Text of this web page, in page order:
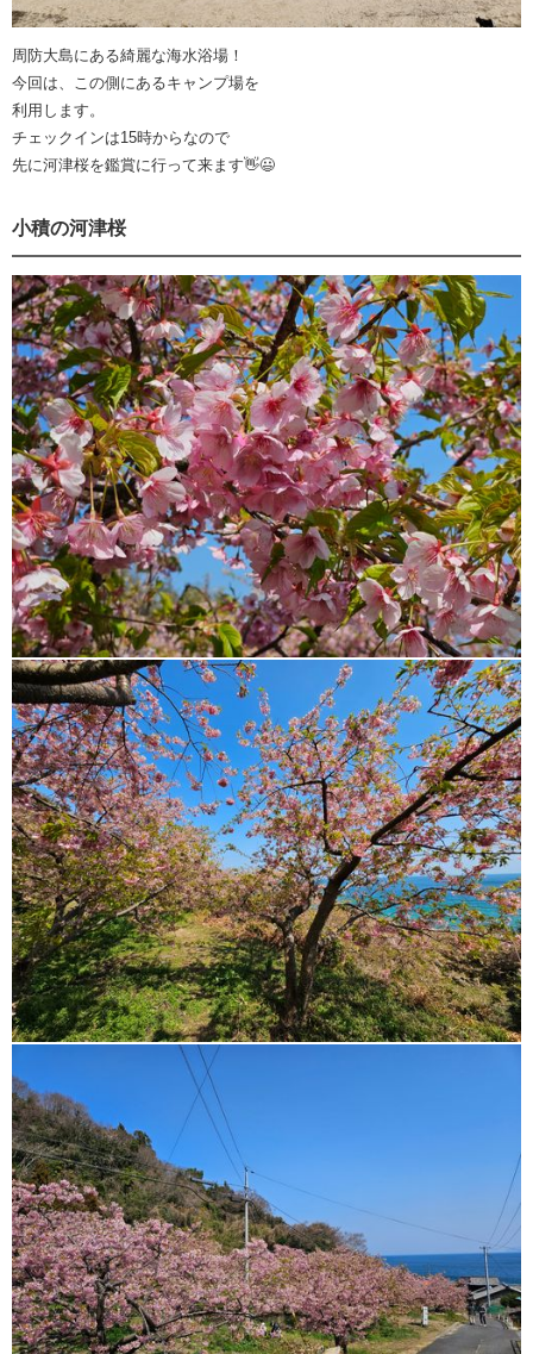
周防大島にある綺麗な海水浴場！
今回は、この側にあるキャンプ場を
利用します。
チェックインは15時からなので
先に河津桜を鑑賞に行って来ます👋😃
小積の河津桜